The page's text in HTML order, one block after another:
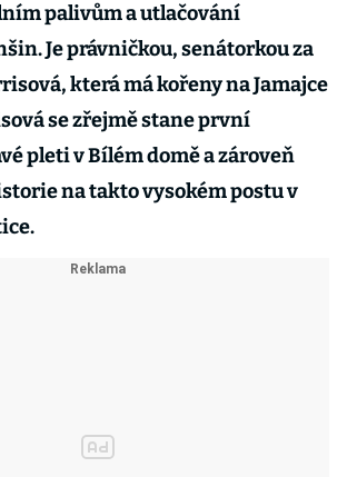
palivům a utlačování
Je právničkou, senátorkou za
která má kořeny na Jamajce
se zřejmě stane první
pleti v Bílém domě a zároveň
na takto vysokém postu v